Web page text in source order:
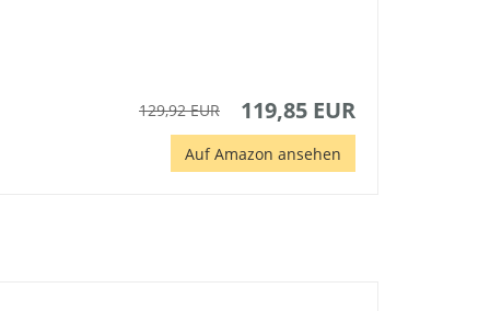
129,92 EUR 119,85 EUR
Auf Amazon ansehen